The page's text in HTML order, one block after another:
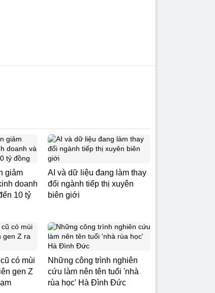
giảm
doanh
10 tỷ
AI và dữ liệu đang làm thay
đổi ngành tiếp thị xuyên
biên giới
có mùi
gen Z
Những công trình nghiên
cứu làm nên tên tuổi 'nhà
rùa học' Hà Đình Đức